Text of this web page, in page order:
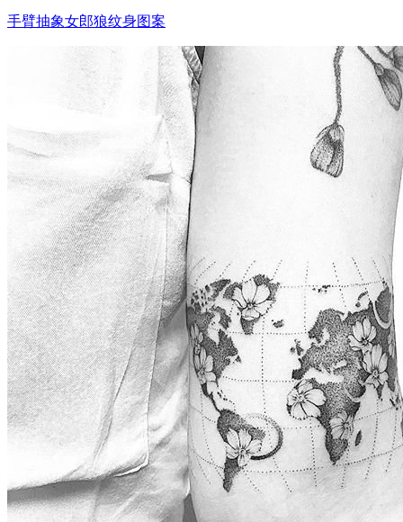
手臂抽象女郎狼纹身图案